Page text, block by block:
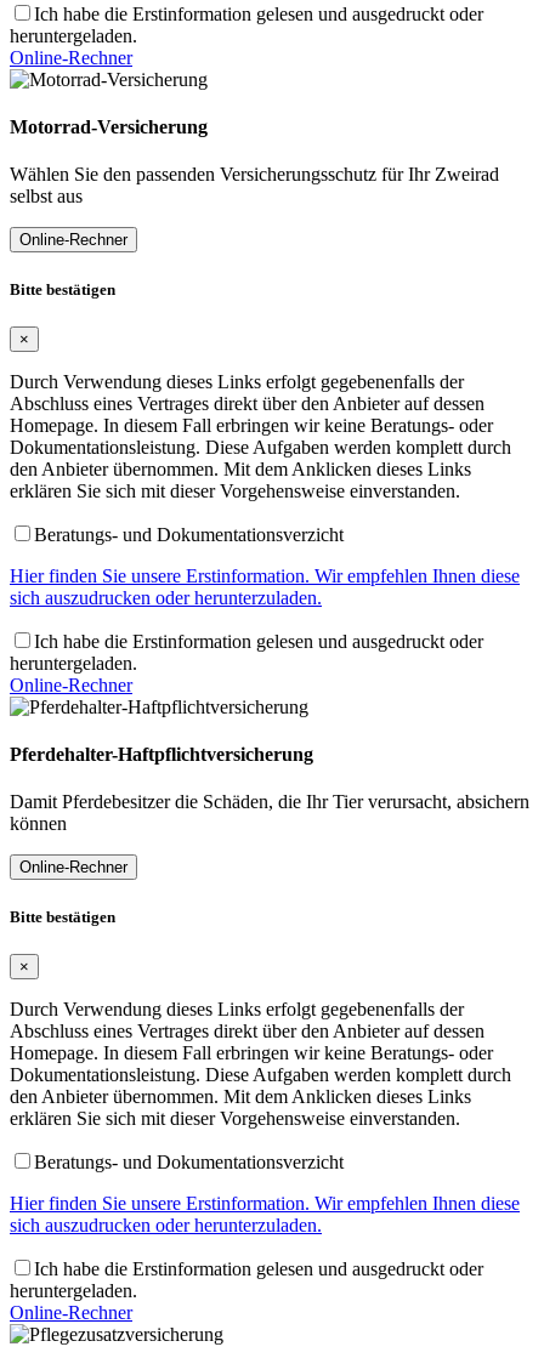
Ich habe die Erstinformation gelesen und ausgedruckt oder
heruntergeladen.
Online-Rechner
Motorrad-Versicherung
Wählen Sie den passenden Versicherungsschutz für Ihr Zweirad
selbst aus
Online-Rechner
Bitte bestätigen
×
Durch Verwendung dieses Links erfolgt gegebenenfalls der
Abschluss eines Vertrages direkt über den Anbieter auf dessen
Homepage. In diesem Fall erbringen wir keine Beratungs- oder
Dokumentationsleistung. Diese Aufgaben werden komplett durch
den Anbieter übernommen. Mit dem Anklicken dieses Links
erklären Sie sich mit dieser Vorgehensweise einverstanden.
Beratungs- und Dokumentationsverzicht
Hier finden Sie unsere Erstinformation. Wir empfehlen Ihnen diese
sich auszudrucken oder herunterzuladen.
Ich habe die Erstinformation gelesen und ausgedruckt oder
heruntergeladen.
Online-Rechner
Pferdehalter-Haftpflichtversicherung
Damit Pferdebesitzer die Schäden, die Ihr Tier verursacht, absichern
können
Online-Rechner
Bitte bestätigen
×
Durch Verwendung dieses Links erfolgt gegebenenfalls der
Abschluss eines Vertrages direkt über den Anbieter auf dessen
Homepage. In diesem Fall erbringen wir keine Beratungs- oder
Dokumentationsleistung. Diese Aufgaben werden komplett durch
den Anbieter übernommen. Mit dem Anklicken dieses Links
erklären Sie sich mit dieser Vorgehensweise einverstanden.
Beratungs- und Dokumentationsverzicht
Hier finden Sie unsere Erstinformation. Wir empfehlen Ihnen diese
sich auszudrucken oder herunterzuladen.
Ich habe die Erstinformation gelesen und ausgedruckt oder
heruntergeladen.
Online-Rechner